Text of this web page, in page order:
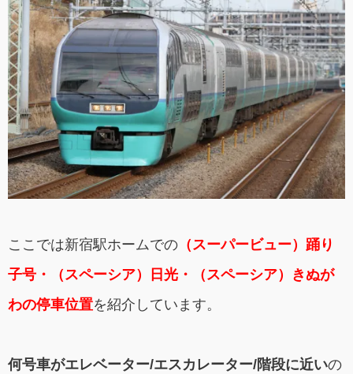
ここでは新宿駅ホームでの （スーパービュー）踊り
子号・（スペーシア）日光・（スペーシア）きぬが
わの停車位置を紹介しています。
何号車がエレベーター/エスカレーター/階段に近いの